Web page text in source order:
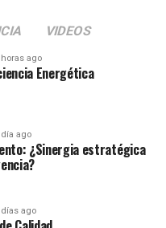
VIDEOS
horas ago
Energética
día ago
¿Sinergia estratégica
días ago